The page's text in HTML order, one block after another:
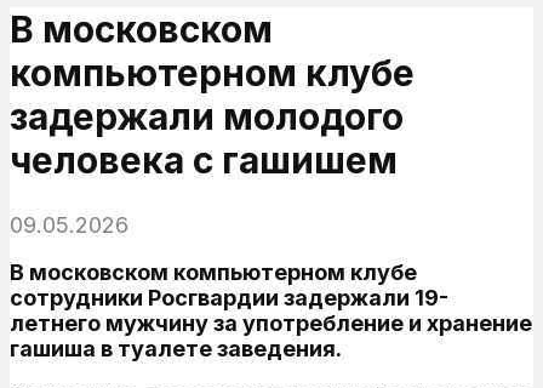
В московском
компьютерном клубе
задержали молодого
человека с гашишем
09.05.2026
В московском компьютерном клубе
сотрудники Росгвардии задержали 19-
летнего мужчину за употребление и хранение
гашиша в туалете заведения.